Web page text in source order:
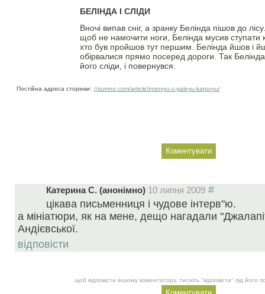
БЕЛІНДА І СЛІДИ
Вночі випав сніг, а зранку Белінда пішов до
щоб не намочити ноги, Белінда мусив ступати
хто був пройшов тут першим. Белінда йшов і
обірвалися прямо посеред дороги. Так
його сліди, і повернувся.
Постійна адреса сторінки: //sumno.com/article/intervyu-z-galeyu-karpoyu/
Катерина С. (анонімно) 10 липня 2009 #
цікава письменниця і чудове інтерв"ю.
a мініатюри, як на мене, дещо нагадали
Андієвської.
відповісти
щоб відповісти іншому коментатору, тисніть "відповісти" під його